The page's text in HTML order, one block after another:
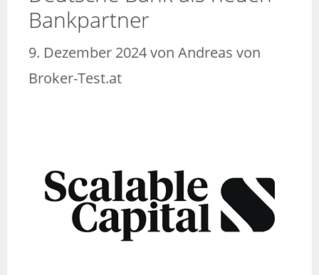
Bankpartner
9. Dezember 2024von Andreas von
Broker-Test.at